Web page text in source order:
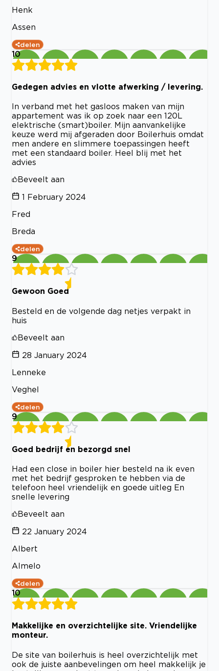
Henk
Assen
delen
10
Gedegen advies en vlotte afwerking / levering.
In verband met het gasloos maken van mijn
appartement was ik op zoek naar een 120L
elektrische (smart)boiler. Mijn aanvankelijke
keuze werd mij afgeraden door Boilerhuis omdat
men andere en slimmere toepassingen heeft
met een standaard boiler. Heel blij met het
advies
Beveelt aan
1 February 2024
Fred
Breda
delen
9
Gewoon Goed
Besteld en de volgende dag netjes verpakt in
huis
Beveelt aan
28 January 2024
Lenneke
Veghel
delen
9
Goed bedrijf en bezorgd snel
Had een close in boiler hier besteld na ik even
met het bedrijf gesproken te hebben via de
telefoon heel vriendelijk en goede uitleg En
snelle levering
Beveelt aan
22 January 2024
Albert
Almelo
delen
10
Makkelijke en overzichtelijke site. Vriendelijke
monteur.
De site van boilerhuis is heel overzichtelijk met
ook de juiste aanbevelingen om heel makkelijk je